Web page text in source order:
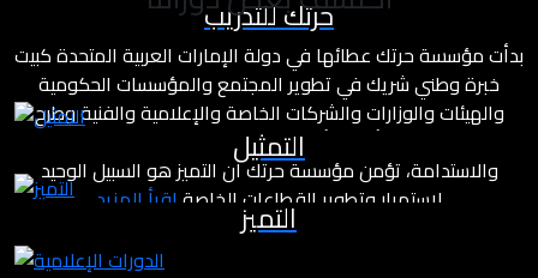
حرتك للتدريب
بدأت مؤسسة حرتك عطائها في دولة الإمارات العربية المتحدة كبيت
خبرة وطني شريك في تطوير المجتمع والمؤسسات الحكومية
والهيئات والوزارات والشركات الخاصة والإعلامية والفنية وطرح
مشاريع درامية وأفلام بأسلوب مختلف يعتمد على معايير التميز
والاستدامة، تؤمن مؤسسة حرتك أن التميز هو السبيل الوحيد
لاستمرار وتطوير القطاعات الخاصة اقرأ المزيد
التمثيل
التميز